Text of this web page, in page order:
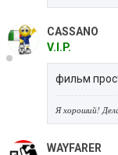
CASSANO
V.I.P.
фильм
Я хороший!
WAYFARER